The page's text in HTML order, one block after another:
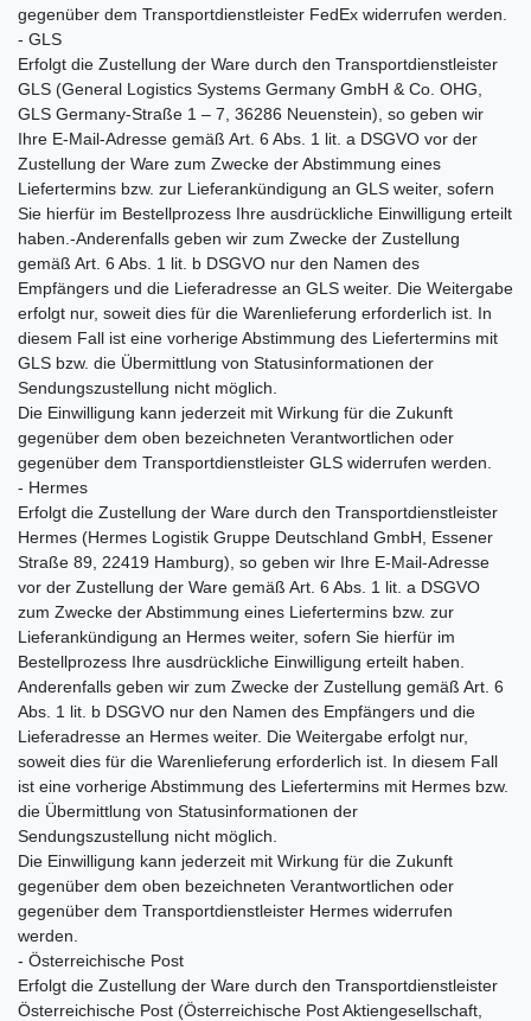
gegenüber dem Transportdienstleister FedEx widerrufen werden.
- GLS
Erfolgt die Zustellung der Ware durch den Transportdienstleister
GLS (General Logistics Systems Germany GmbH & Co. OHG,
GLS Germany-Straße 1 – 7, 36286 Neuenstein), so geben wir
Ihre E-Mail-Adresse gemäß Art. 6 Abs. 1 lit. a DSGVO vor der
Zustellung der Ware zum Zwecke der Abstimmung eines
Liefertermins bzw. zur Lieferankündigung an GLS weiter, sofern
Sie hierfür im Bestellprozess Ihre ausdrückliche Einwilligung erteilt
haben.-Anderenfalls geben wir zum Zwecke der Zustellung
gemäß Art. 6 Abs. 1 lit. b DSGVO nur den Namen des
Empfängers und die Lieferadresse an GLS weiter. Die Weitergabe
erfolgt nur, soweit dies für die Warenlieferung erforderlich ist. In
diesem Fall ist eine vorherige Abstimmung des Liefertermins mit
GLS bzw. die Übermittlung von Statusinformationen der
Sendungszustellung nicht möglich.
Die Einwilligung kann jederzeit mit Wirkung für die Zukunft
gegenüber dem oben bezeichneten Verantwortlichen oder
gegenüber dem Transportdienstleister GLS widerrufen werden.
- Hermes
Erfolgt die Zustellung der Ware durch den Transportdienstleister
Hermes (Hermes Logistik Gruppe Deutschland GmbH, Essener
Straße 89, 22419 Hamburg), so geben wir Ihre E-Mail-Adresse
vor der Zustellung der Ware gemäß Art. 6 Abs. 1 lit. a DSGVO
zum Zwecke der Abstimmung eines Liefertermins bzw. zur
Lieferankündigung an Hermes weiter, sofern Sie hierfür im
Bestellprozess Ihre ausdrückliche Einwilligung erteilt haben.
Anderenfalls geben wir zum Zwecke der Zustellung gemäß Art. 6
Abs. 1 lit. b DSGVO nur den Namen des Empfängers und die
Lieferadresse an Hermes weiter. Die Weitergabe erfolgt nur,
soweit dies für die Warenlieferung erforderlich ist. In diesem Fall
ist eine vorherige Abstimmung des Liefertermins mit Hermes bzw.
die Übermittlung von Statusinformationen der
Sendungszustellung nicht möglich.
Die Einwilligung kann jederzeit mit Wirkung für die Zukunft
gegenüber dem oben bezeichneten Verantwortlichen oder
gegenüber dem Transportdienstleister Hermes widerrufen
werden.
- Österreichische Post
Erfolgt die Zustellung der Ware durch den Transportdienstleister
Österreichische Post (Österreichische Post Aktiengesellschaft,